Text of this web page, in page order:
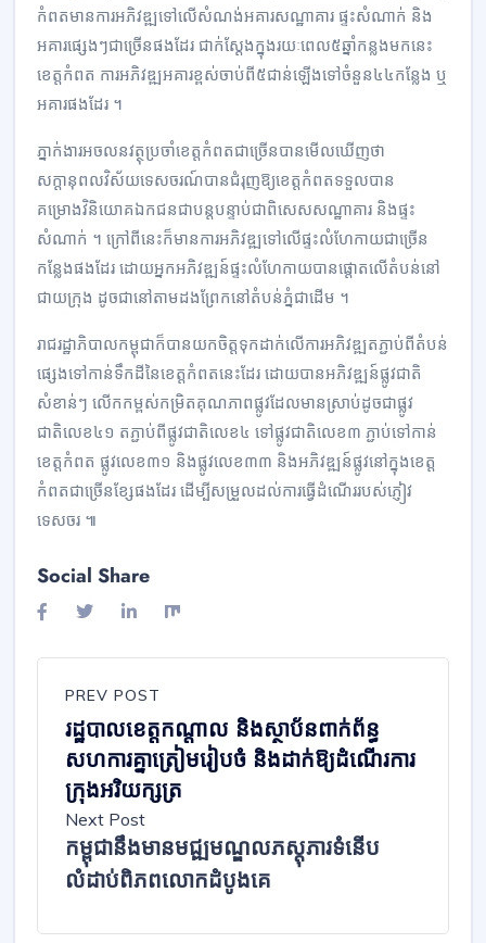
កំពតមានការអភិវឌ្ឍទៅលើសំណង់អគារសណ្ឋាគារ ផ្ទះសំណាក់ និង
អគារផ្សេងៗជាច្រើនផងដែរ ជាក់ស្ដែងក្នុងរយៈពេល៥ឆ្នាំកន្លងមកនេះ
ខេត្តកំពត ការអភិវឌ្ឍអគារខ្ពស់ចាប់ពី៥ជាន់ឡើងទៅចំនួន៤៤កន្លែង ឬ
អគារផងដែរ ។
ភ្នាក់ងារអចលនវត្ថុប្រចាំខេត្តកំពតជាច្រើនបានមើលឃើញថា
សក្ដានុពលវិស័យទេសចរណ៍បានជំរុញឱ្យខេត្តកំពតទទួលបាន
គម្រោងវិនិយោគឯកជនជាបន្តបន្ទាប់ជាពិសេសសណ្ឋាគារ និងផ្ទះ
សំណាក់ ។ ក្រៅពីនេះក៏មានការអភិវឌ្ឍទៅលើផ្ទះលំហែកាយជាច្រើន
កន្លែងផងដែរ ដោយអ្នកអភិវឌ្ឍន៍ផ្ទះលំហែកាយបានផ្ដោតលើតំបន់នៅ
ជាយក្រុង ដូចជានៅតាមដងព្រែកនៅតំបន់ភ្នំជាដើម ។
រាជរដ្ឋាភិបាលកម្ពុជាក៏បានយកចិត្តទុកដាក់លើការអភិវឌ្ឍតភ្ជាប់ពីតំបន់
ផ្សេងទៅកាន់ទឹកដីនៃខេត្តកំពតនេះដែរ ដោយបានអភិវឌ្ឍន៍ផ្លូវជាតិ
សំខាន់ៗ លើកកម្ពស់កម្រិតគុណភាពផ្លូវដែលមានស្រាប់ដូចជាផ្លូវ
ជាតិលេខ៤១ តភ្ជាប់ពីផ្លូវជាតិលេខ៤ ទៅផ្លូវជាតិលេខ៣ ភ្ជាប់ទៅកាន់
ខេត្តកំពត ផ្លូវលេខ៣១ និងផ្លូវលេខ៣៣ និងអភិវឌ្ឍន៍ផ្លូវនៅក្នុងខេត្ត
កំពតជាច្រើនខ្សែផងដែរ ដើម្បីសម្រួលដល់ការធ្វើដំណើររបស់ភ្ញៀវ
ទេសចរ ៕
Social Share
PREV POST
រដ្ឋបាលខេត្តកណ្តាល និងស្ថាប័នពាក់ព័ន្ធ
សហការគ្នាត្រៀមរៀបចំ និងដាក់ឱ្យដំណើរការ
ក្រុងអរិយក្សត្រ
Next Post
កម្ពុជានឹងមានមជ្ឍមណ្ឌលភស្តុភារទំនើប
លំដាប់ពិភពលោកដំបូងគេ